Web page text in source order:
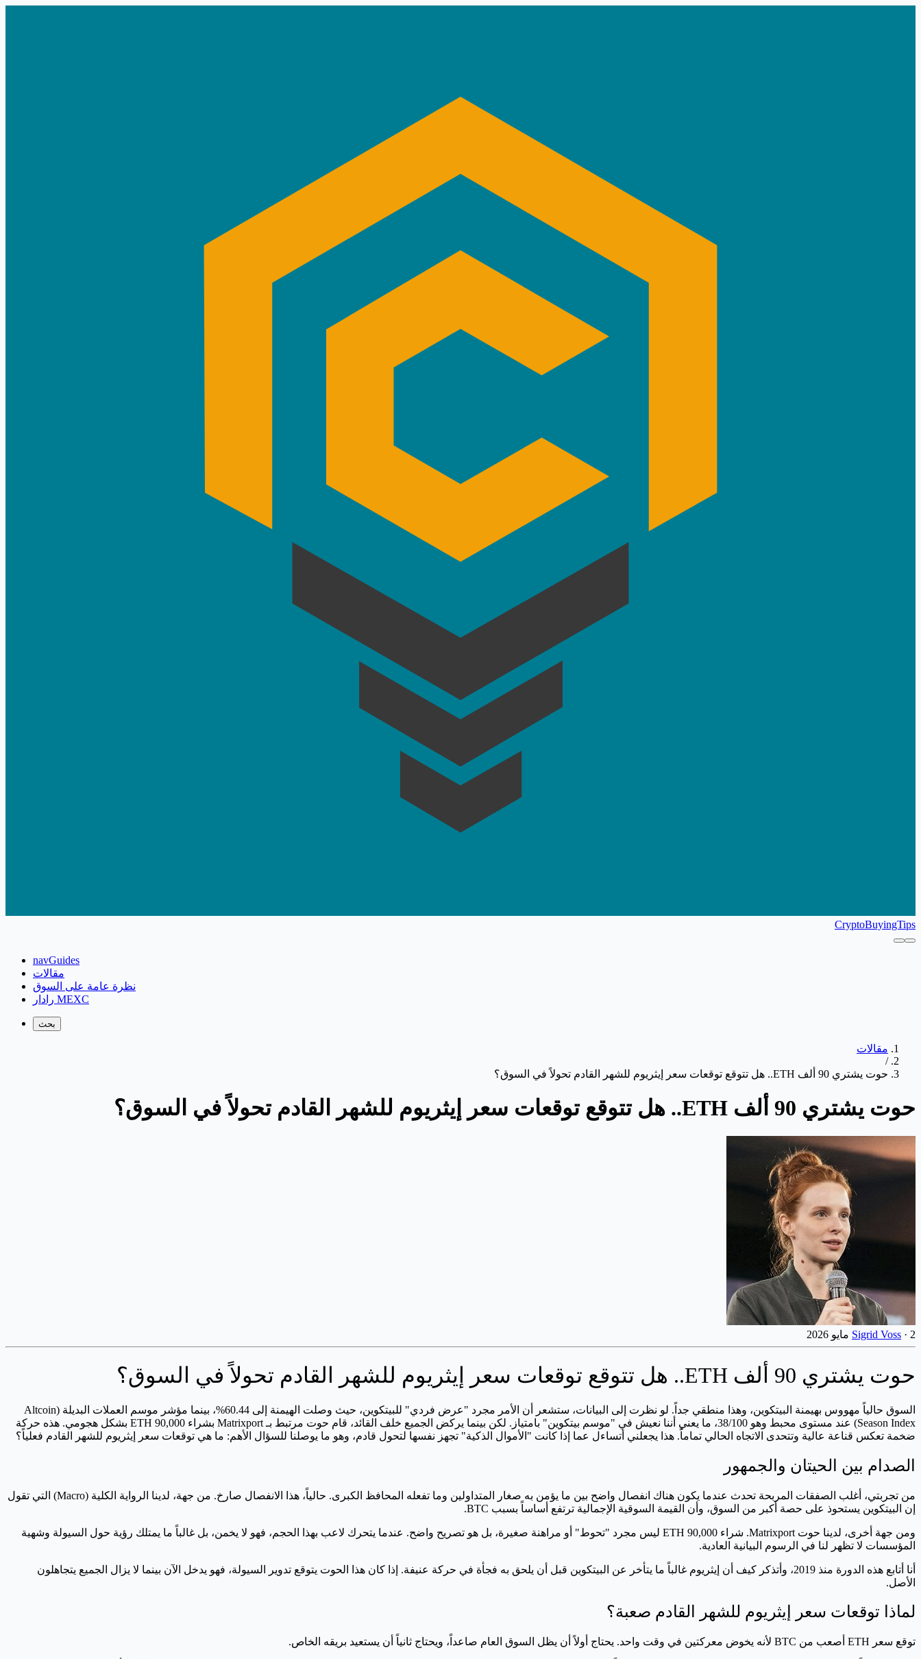
CryptoBuyingTips
navGuides
مقالات
نظرة عامة على السوق
رادار MEXC
بحث
مقالات
/
حوت يشتري 90 ألف ETH.. هل تتوقع توقعات سعر إيثريوم للشهر القادم تحولاً في السوق؟
حوت يشتري 90 ألف ETH.. هل تتوقع توقعات سعر إيثريوم للشهر القادم تحولاً في السوق؟
Sigrid Voss · 2 مايو 2026
حوت يشتري 90 ألف ETH.. هل تتوقع توقعات سعر إيثريوم للشهر القادم تحولاً في السوق؟
السوق حالياً مهووس بهيمنة البيتكوين، وهذا منطقي جداً. لو نظرت إلى البيانات، ستشعر أن الأمر مجرد "عرض فردي" للبيتكوين، حيث وصلت الهيمنة إلى 60.44%، بينما مؤشر موسم العملات البديلة (Altcoin
Season Index) عند مستوى محبط وهو 38/100، ما يعني أننا نعيش في "موسم بيتكوين" بامتياز. لكن بينما يركض الجميع خلف القائد، قام حوت مرتبط بـ Matrixport بشراء 90,000 ETH بشكل هجومي. هذه حركة
ضخمة تعكس قناعة عالية وتتحدى الاتجاه الحالي تماماً. هذا يجعلني أتساءل عما إذا كانت "الأموال الذكية" تجهز نفسها لتحول قادم، وهو ما يوصلنا للسؤال الأهم: ما هي توقعات سعر إيثريوم للشهر القادم فعلياً؟
الصدام بين الحيتان والجمهور
من تجربتي، أغلب الصفقات المربحة تحدث عندما يكون هناك انفصال واضح بين ما يؤمن به صغار المتداولين وما تفعله المحافظ الكبرى. حالياً، هذا الانفصال صارخ. من جهة، لدينا الرواية الكلية (Macro) التي تقول
إن البيتكوين يستحوذ على حصة أكبر من السوق، وأن القيمة السوقية الإجمالية ترتفع أساساً بسبب BTC.
ومن جهة أخرى، لدينا حوت Matrixport. شراء 90,000 ETH ليس مجرد "تحوط" أو مراهنة صغيرة، بل هو تصريح واضح. عندما يتحرك لاعب بهذا الحجم، فهو لا يخمن، بل غالباً ما يمتلك رؤية حول السيولة وشهية
المؤسسات لا تظهر لنا في الرسوم البيانية العادية.
أنا أتابع هذه الدورة منذ 2019، وأتذكر كيف أن إيثريوم غالباً ما يتأخر عن البيتكوين قبل أن يلحق به فجأة في حركة عنيفة. إذا كان هذا الحوت يتوقع تدوير السيولة، فهو يدخل الآن بينما لا يزال الجميع يتجاهلون
الأصل.
لماذا توقعات سعر إيثريوم للشهر القادم صعبة؟
توقع سعر ETH أصعب من BTC لأنه يخوض معركتين في وقت واحد. يحتاج أولاً أن يظل السوق العام صاعداً، ويحتاج ثانياً أن يستعيد بريقه الخاص.